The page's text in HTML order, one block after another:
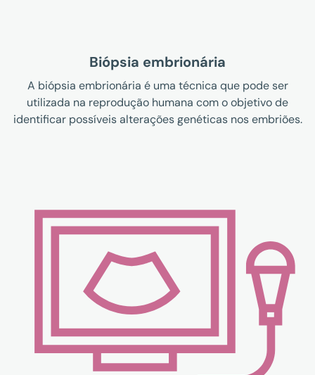
Biópsia embrionária
A biópsia embrionária é uma técnica que pode ser
utilizada na reprodução humana com o objetivo de
identificar possíveis alterações genéticas nos embriões.